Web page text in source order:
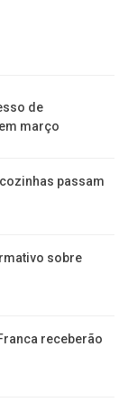
de
março
passam
sobre
receberão